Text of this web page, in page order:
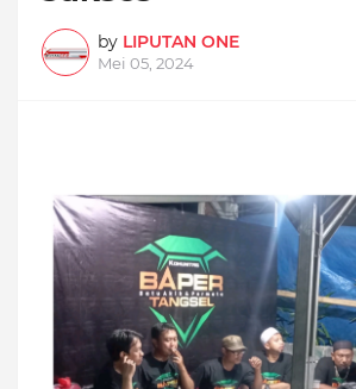
by LIPUTAN ONE
Mei 05, 2024